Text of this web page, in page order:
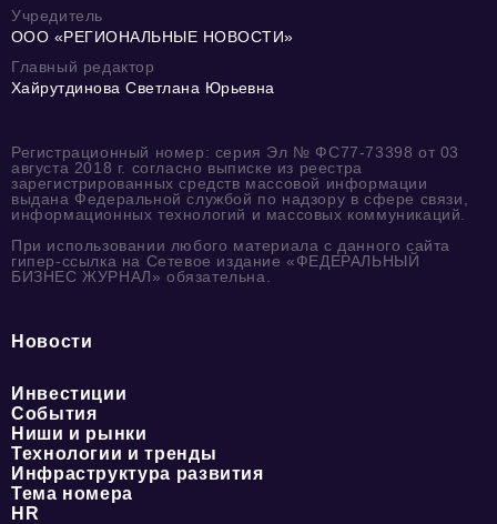
Учредитель
ООО «РЕГИОНАЛЬНЫЕ НОВОСТИ»
Главный редактор
Хайрутдинова Светлана Юрьевна
Регистрационный номер: серия Эл № ФС77-73398 от 03
августа 2018 г. согласно выписке из реестра
зарегистрированных средств массовой информации
выдана Федеральной службой по надзору в сфере связи,
информационных технологий и массовых коммуникаций.
При использовании любого материала с данного сайта
гипер-ссылка на Сетевое издание «ФЕДЕРАЛЬНЫЙ
БИЗНЕС ЖУРНАЛ» обязательна.
Новости
Инвестиции
События
Ниши и рынки
Технологии и тренды
Инфраструктура развития
Тема номера
HR